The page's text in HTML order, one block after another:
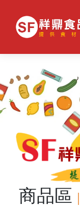
商品區 ｜